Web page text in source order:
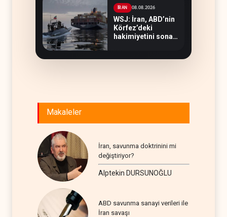
İRAN 08.08.2026
WSJ: İran, ABD’nin
Körfez’deki
hakimiyetini sona
Makaleler
İran, savunma doktrinini mi
değiştiriyor?
Alptekin DURSUNOĞLU
ABD savunma sanayi verileri ile
İran savaşı